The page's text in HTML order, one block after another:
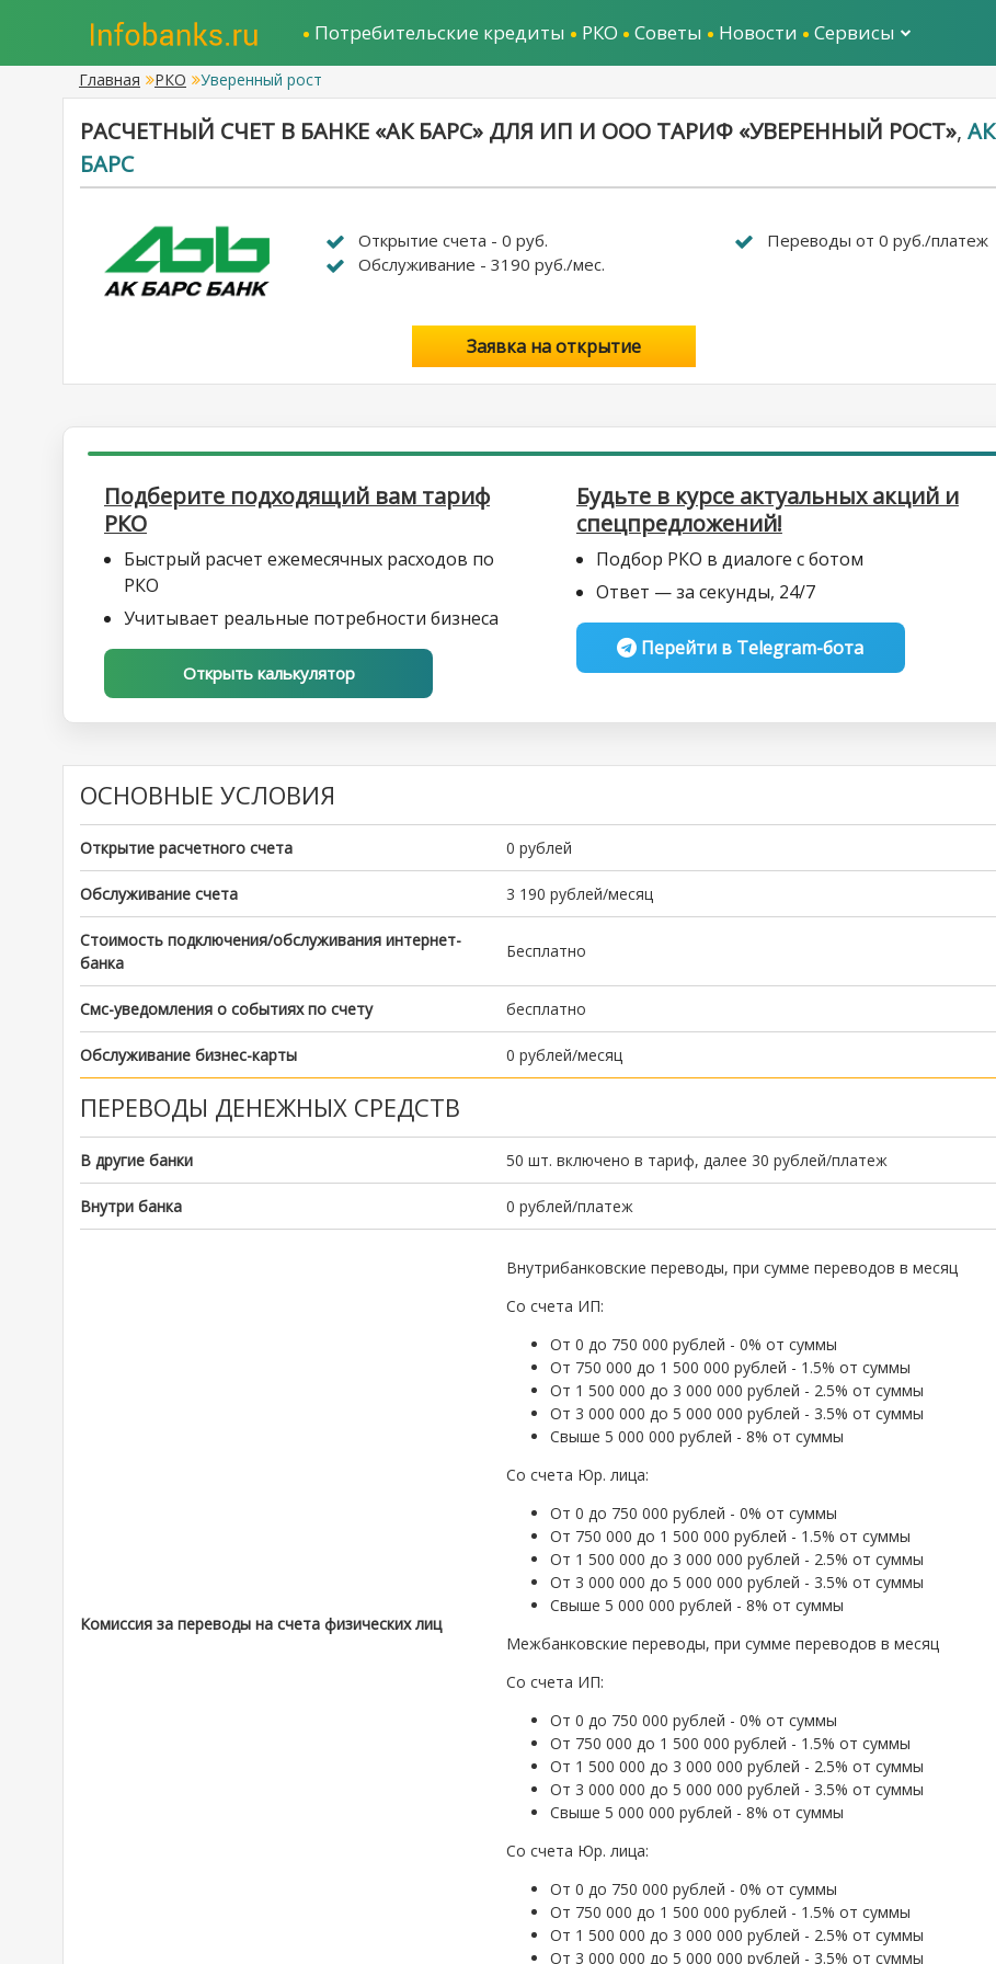
Потребительские кредиты РКО Советы Новости Сервисы
Главная РКО Уверенный рост
РАСЧЕТНЫЙ СЧЕТ В БАНКЕ «АК БАРС» ДЛЯ ИП И ООО ТАРИФ «УВЕРЕННЫЙ РОСТ», АК
БАРС
Открытие счета - 0 руб.
Обслуживание - 3190 руб./мес.
Переводы от 0 руб./платеж
Заявка на открытие
Подберите подходящий вам тариф
РКО
Быстрый расчет ежемесячных расходов по
РКО
Учитывает реальные потребности бизнеса
Открыть калькулятор
Будьте в курсе актуальных акций и
спецпредложений!
Подбор РКО в диалоге с ботом
Ответ — за секунды, 24/7
Перейти в Telegram-бота
ОСНОВНЫЕ УСЛОВИЯ
Открытие расчетного счета 0 рублей
Обслуживание счета 3 190 рублей/месяц
Стоимость подключения/обслуживания интернет-
банка
Бесплатно
Смс-уведомления о событиях по счету бесплатно
Обслуживание бизнес-карты 0 рублей/месяц
ПЕРЕВОДЫ ДЕНЕЖНЫХ СРЕДСТВ
В другие банки 50 шт. включено в тариф, далее 30 рублей/платеж
Внутри банка 0 рублей/платеж
Комиссия за переводы на счета физических лиц
Внутрибанковские переводы, при сумме переводов в месяц
Со счета ИП:
От 0 до 750 000 рублей - 0% от суммы
От 750 000 до 1 500 000 рублей - 1.5% от суммы
От 1 500 000 до 3 000 000 рублей - 2.5% от суммы
От 3 000 000 до 5 000 000 рублей - 3.5% от суммы
Свыше 5 000 000 рублей - 8% от суммы
Со счета Юр. лица:
От 0 до 750 000 рублей - 0% от суммы
От 750 000 до 1 500 000 рублей - 1.5% от суммы
От 1 500 000 до 3 000 000 рублей - 2.5% от суммы
От 3 000 000 до 5 000 000 рублей - 3.5% от суммы
Свыше 5 000 000 рублей - 8% от суммы
Межбанковские переводы, при сумме переводов в месяц
Со счета ИП:
От 0 до 750 000 рублей - 0% от суммы
От 750 000 до 1 500 000 рублей - 1.5% от суммы
От 1 500 000 до 3 000 000 рублей - 2.5% от суммы
От 3 000 000 до 5 000 000 рублей - 3.5% от суммы
Свыше 5 000 000 рублей - 8% от суммы
Со счета Юр. лица:
От 0 до 750 000 рублей - 0% от суммы
От 750 000 до 1 500 000 рублей - 1.5% от суммы
От 1 500 000 до 3 000 000 рублей - 2.5% от суммы
От 3 000 000 до 5 000 000 рублей - 3.5% от суммы